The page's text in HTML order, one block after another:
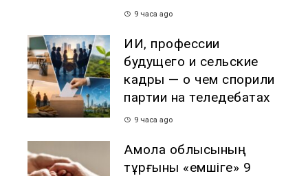
9 часа ago
ИИ, профессии
будущего и сельские
кадры — о чем спорили
партии на теледебатах
9 часа ago
Ақмола облысының
тұрғыны «емшіге» 9